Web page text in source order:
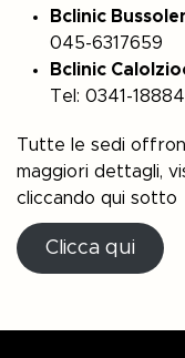
Bclinic
045-6317659
Bclinic
Tel: 0341-
Tutte le sedi
maggiori dettagli,
cliccando qui sotto
Clicca qui